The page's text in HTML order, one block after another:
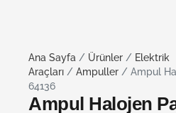
Ana Sayfa / Ürünler / Elektrik
Araçları / Ampuller / Ampul
64136
Ampul Halojen